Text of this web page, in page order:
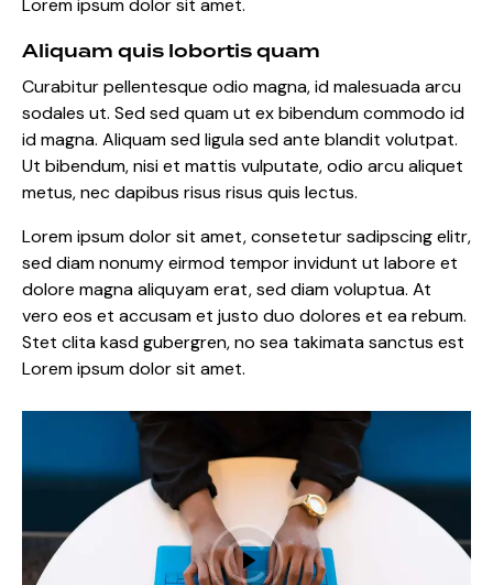
Lorem ipsum dolor sit amet.
Aliquam quis lobortis quam
Curabitur pellentesque odio magna, id malesuada arcu
sodales ut. Sed sed quam ut ex bibendum commodo id
id magna. Aliquam sed ligula sed ante blandit volutpat.
Ut bibendum, nisi et mattis vulputate, odio arcu aliquet
metus, nec dapibus risus risus quis lectus.
Lorem ipsum dolor sit amet, consetetur sadipscing elitr,
sed diam nonumy eirmod tempor invidunt ut labore et
dolore magna aliquyam erat, sed diam voluptua. At
vero eos et accusam et justo duo dolores et ea rebum.
Stet clita kasd gubergren, no sea takimata sanctus est
Lorem ipsum dolor sit amet.